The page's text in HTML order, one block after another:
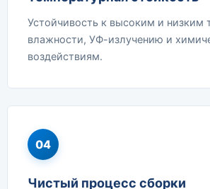
Устойчивость к высоким и низким
влажности, УФ-излучению и
воздействиям.
04
Чистый процесс сборки